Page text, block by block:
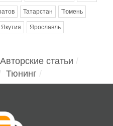
Татарстан Тюмень
Якутия Ярославль
Авторские статьи
Тюнинг